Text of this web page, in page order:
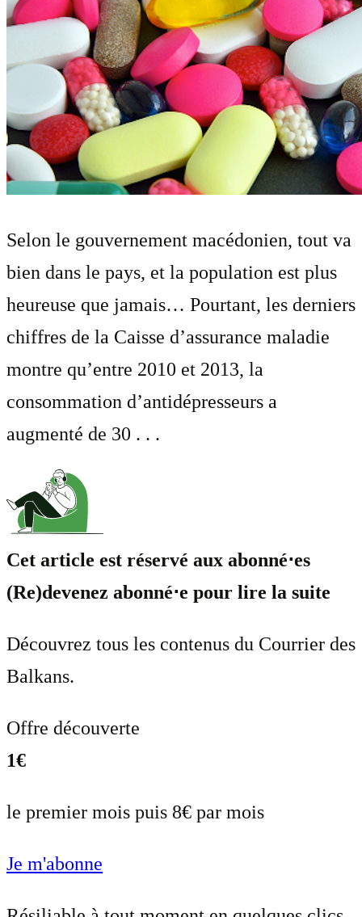
Selon le gouvernement macédonien, tout va
bien dans le pays, et la population est plus
heureuse que jamais… Pourtant, les derniers
chiffres de la Caisse d’assurance maladie
montre qu’entre 2010 et 2013, la
consommation d’antidépresseurs a
augmenté de 30 . . .
Cet article est réservé aux abonné⋅es
(Re)devenez abonné⋅e pour lire la suite
Découvrez tous les contenus du Courrier des
Balkans.
Offre découverte
1€
le premier mois puis 8€ par mois
Je m'abonne